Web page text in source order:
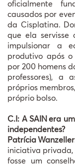
oficialmente
causados por
da Cisplatina.
que ela servisse
impulsionar a
produtivo após o
por 200 homens
professores), a
próprios
próprio bolso.
C.I: A SAINera
independentes?
Patrícia
iniciativa
fosse um